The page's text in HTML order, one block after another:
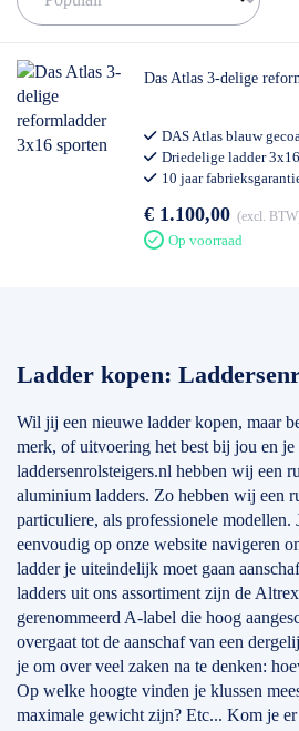
informatie over deze merken en een
Als het om ladders gaat is de keuze
belangrijk om goed na te denken wat
waar u hem voor gaat gebruiken.
Dan is een kleine en lichte ladder
veel gevarieerde klussen? Dan is een
Mocht u er echt niet uitkomen, dan
kunt ons bereiken op het nummer:
Das Atlas 3-delige
DAS Atlas blauw
Driedelige ladder 3x16
10 jaar
€ 1.100,00 excl. BTW
Op voorraad
Ladder kopen:
Wil jij een nieuwe ladder kopen, maar
merk, of uitvoering het best bij jou en je
laddersenrolsteigers.nl hebben wij een
aluminium ladders. Zo hebben wij een
particuliere, als professionele modellen.
eenvoudig op onze website navigeren
ladder je uiteindelijk moet gaan
ladders uit ons assortiment zijn de
gerenommeerd A-label die hoog
overgaat tot de aanschaf van een
je om over veel zaken na te denken:
Op welke hoogte vinden je klussen
maximale gewicht zijn? Etc... Kom je